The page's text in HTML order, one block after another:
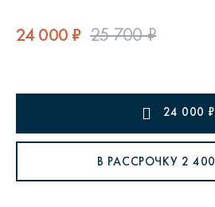
24 000 ₽ 25 700 ₽
24 000 ₽
В РАССРОЧКУ 2 400